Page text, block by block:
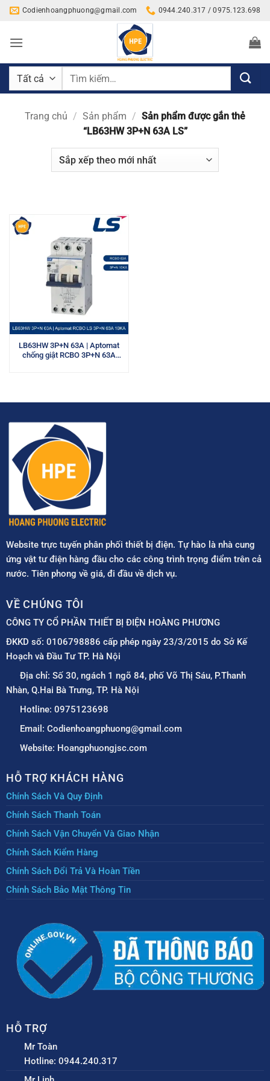
Bỏ
nội
Codienhoangphuong@gmail.com 0944.240.317 / 0975.123.698
Tìm
Trang chủ / Sản phẩm / Sản phẩm được gắn thẻ
“LB63HW 3P+N 63A LS”
LB63HW 3P+N 63A | Aptomat
chống giật RCBO 3P+N 63A
Website trực tuyến phân phối thiết bị điện. Tự hào là nhà cung
ứng vật tư điện hàng đầu cho các công trình trọng điểm trên cả
nước. Tiên phong về giá, đi đầu về dịch vụ.
VỀ CHÚNG TÔI
CÔNG TY CỔ PHẦN THIẾT BỊ ĐIỆN HOÀNG PHƯƠNG
ĐKKD số: 0106798886 cấp phép ngày 23/3/2015 do Sở Kế
Hoạch và Đầu Tư TP. Hà Nội
Địa chỉ: Số 30, ngách 1 ngõ 84, phố Võ Thị Sáu, P.Thanh
Nhàn, Q.Hai Bà Trưng, TP. Hà Nội
Hotline: 0975123698
Email: Codienhoangphuong@gmail.com
Website: Hoangphuongjsc.com
HỖ TRỢ KHÁCH HÀNG
Chính Sách Và Quy Định
Chính Sách Thanh Toán
Chính Sách Vận Chuyển Và Giao Nhận
Chính Sách Kiểm Hàng
Chính Sách Đổi Trả Và Hoàn Tiền
Chính Sách Bảo Mật Thông Tin
HỖ TRỢ
Mr Toàn
Hotline: 0944.240.317